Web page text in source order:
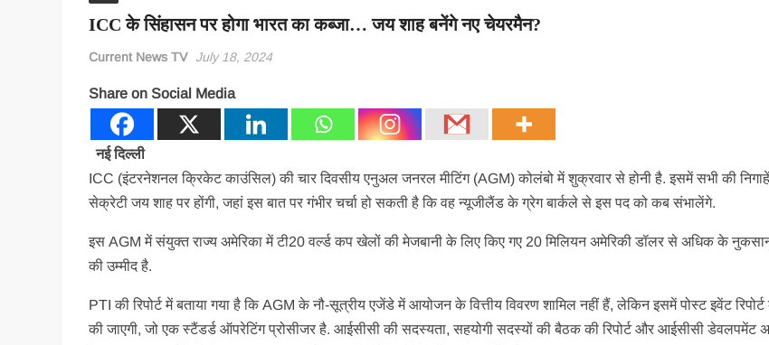
ICC के सिंहासन पर होगा भारत का कब्जा… जय शाह बनेंगे नए चेयरमैन?
Current News TV July 18, 2024
Share on Social Media
नई दिल्ली
ICC (इंटरनेशनल क्रिकेट काउंस‍िल) की चार दिवसीय एनुअल जनरल मीटिंग (AGM) कोलंबो में शुक्रवार से होनी है. इसमें सभी की
सेक्रेटी जय शाह पर होंगी, जहां इस बात पर गंभीर चर्चा हो सकती है कि वह न्यूजीलैंड के ग्रेग बार्कले से इस पद को कब संभालेंगे.
इस AGM में संयुक्त राज्य अमेरिका में टी20 वर्ल्ड कप खेलों की मेजबानी के लिए किए गए 20 मिलियन अमेरिकी डॉलर से अधिक के नुकसान
की उम्मीद है.
PTI की रिपोर्ट में बताया गया है कि AGM के नौ-सूत्रीय एजेंडे में आयोजन के वित्तीय विवरण शामिल नहीं हैं, लेकिन इसमें पोस्ट इवेंट
की जाएगी, जो एक स्टैंडर्ड ऑपरेटिंग प्रोसीजर है. आईसीसी की सदस्यता, सहयोगी सदस्यों की बैठक की रिपोर्ट और आईसीसी डेवलपमेंट